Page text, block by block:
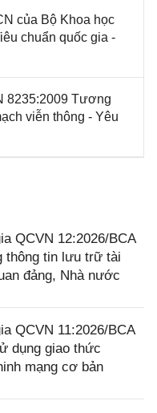
của Bộ Khoa học
chuẩn quốc gia -
8235:2009 Tương
viễn thông - Yêu
QCVN 12:2026/BCA
thông tin lưu trữ tài
đảng, Nhà nước
QCVN 11:2026/BCA
dụng giao thức
mạng cơ bản